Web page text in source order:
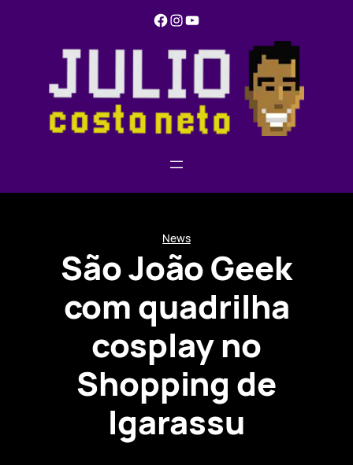
Facebook Instagram YouTube
News
São João Geek
com quadrilha
cosplay no
Shopping de
Igarassu